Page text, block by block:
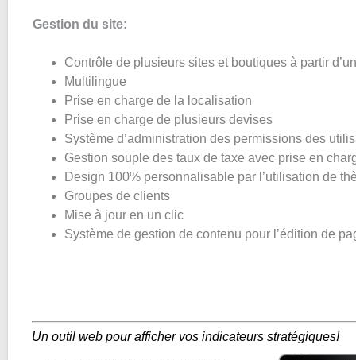
Gestion du site:
Contrôle de plusieurs sites et boutiques à partir
Multilingue
Prise en charge de la localisation
Prise en charge de plusieurs devises
Système d’administration des permissions des
Gestion souple des taux de taxe avec prise en
Design 100% personnalisable par l’utilisation de
Groupes de clients
Mise à jour en un clic
Système de gestion de contenu pour l’édition de
Un outil web pour afficher vos indicateurs stratégiques!